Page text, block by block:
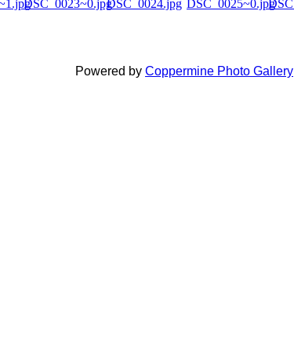
Powered by Coppermine Photo Gallery